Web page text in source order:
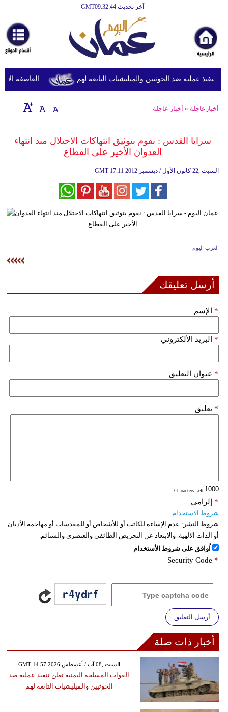
آخر تحديث GMT09:32:44
أخبارعاجلة
رياضة
ثقافة
إقتصاد
وموسيقى
سياحة
ديكور
مرأة
وتكنولوجيا
العاصفة عملية ضد الحوثيين والميليشيات التابعة لهم
أخبارعاجلة » أخبار عاجلة
سرايا القدس : نقوم بتوثيق انتهاكات الاحتلال منذ انتهاء
العدوان الأخير على القطاع
GMT 17:11 2012 السبت ,22 كانون الأول / ديسمبر
العرب اليوم
أرسل تعليقك
الإسم *
البريد الألكتروني *
عنوان التعليق *
تعليق *
: Characters Left
إلزامي *
شروط الاستخدام
شروط النشر: عدم الإساءة للكاتب أو للأشخاص أو للمقدسات أو مهاجمة الأديان
أو الذات الالهية. والابتعاد عن التحريض الطائفي والعنصري والشتائم.
اُوافق على شروط الأستخدام
Security Code *
أرسل التعليق
أخبار ذات صلة
GMT 14:57 2026 السبت ,08 آب / أغسطس
القوات المسلحة اليمنية تعلن تنفيذ عملية ضد
الحوثيين والميليشيات التابعة لهم